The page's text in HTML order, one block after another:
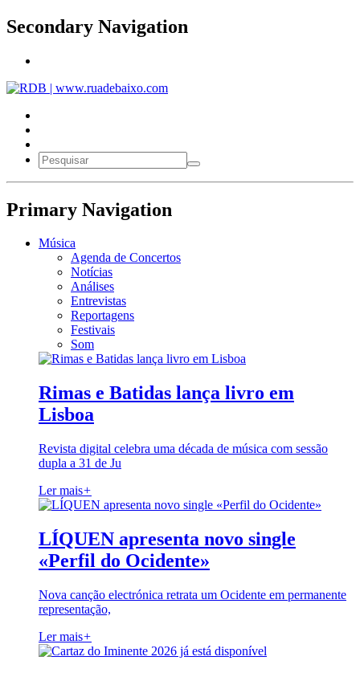
Secondary Navigation
Primary Navigation
Música
Agenda de Concertos
Notícias
Análises
Entrevistas
Reportagens
Festivais
Som
Rimas e Batidas lança livro em
Lisboa
Revista digital celebra uma década de música com sessão
dupla a 31 de Ju
Ler mais+
LÍQUEN apresenta novo single
«Perfil do Ocidente»
Nova canção electrónica retrata um Ocidente em permanente
representação,
Ler mais+